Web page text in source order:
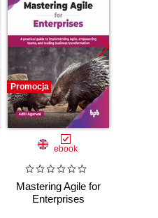
Promocja
ebook
Mastering Agile for
Enterprises